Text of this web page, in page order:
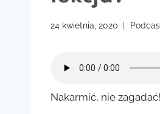
24 kwietnia, 2020
Nakarmić, nie